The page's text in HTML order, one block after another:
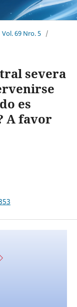
69 Nro. 5 /
severa
es
A favor